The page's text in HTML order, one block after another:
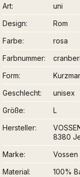
Art
uni
Design
Rom
Farbe
rosa
Farbnummer
Form
Geschlecht
unisex
Größe
L
Hersteller
8380
Marke
Vossen
Material
100%